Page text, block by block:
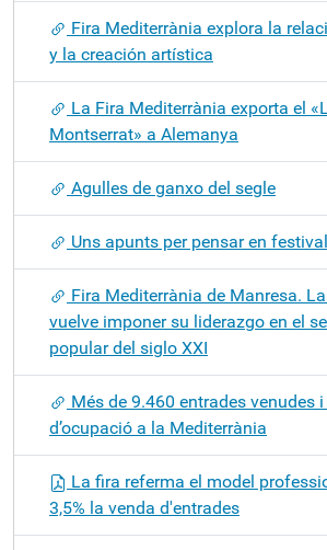
Fira Mediterrània explora la
y la creación artística
La Fira Mediterrània exporta el
Montserrat» a Alemanya
Agulles de ganxo del segle
Uns apunts per pensar en
Fira Mediterrània de Manresa.
vuelve imponer su liderazgo en el
popular del siglo XXI
Més de 9.460 entrades venudes i
d’ocupació a la Mediterrània
La fira referma el model
3,5% la venda d'entrades